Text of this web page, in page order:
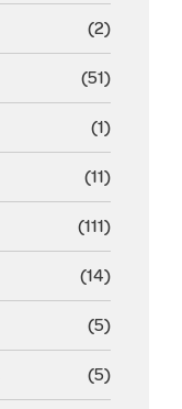
(2)
(51)
(1)
(11)
(111)
(14)
(5)
(5)